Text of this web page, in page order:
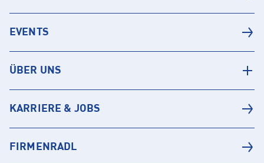
EVENTS
ÜBER UNS
KARRIERE & JOBS
FIRMENRADL